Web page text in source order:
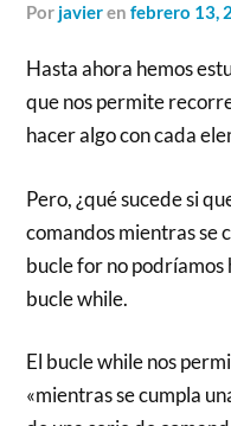
por javierenfebrero 13,
Hasta ahora hemos
que nos permite
hacer algo con cada
Pero, ¿qué sucede si
comandos mientras se
bucle for no podríamos
bucle while.
El bucle while nos
«mientras se cumpla